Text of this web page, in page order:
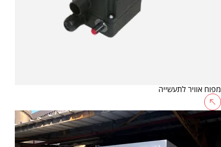
מפוח אוויר לתעשייה